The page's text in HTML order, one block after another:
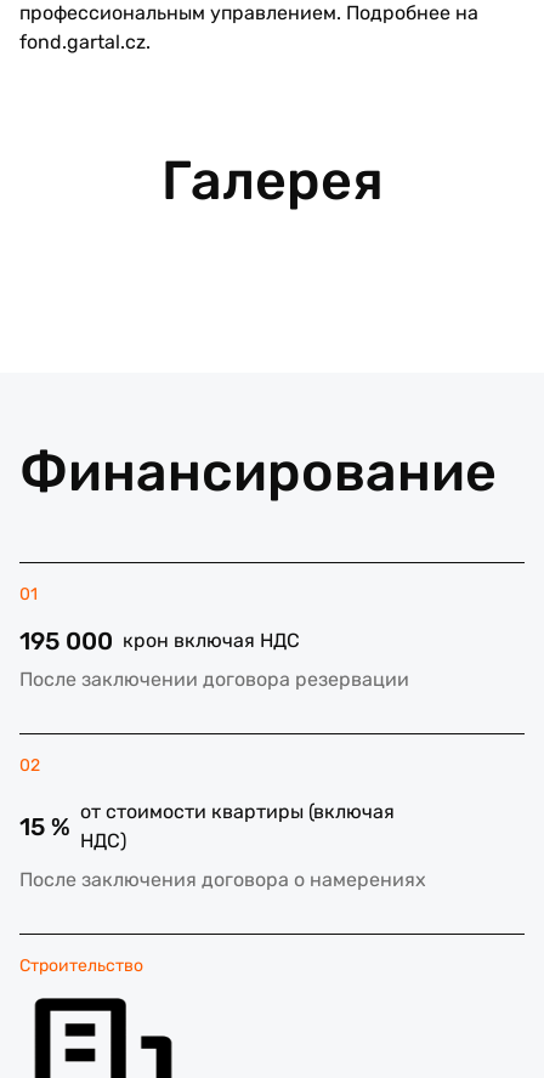
профессиональным управлением. Подробнее на
fond.gartal.cz.
Галерея
Финансирование
01
195 000 крон включая НДС
После заключении договора резервации
02
15 %
от стоимости квартиры (включая
НДС)
После заключения договора о намерениях
Строительство